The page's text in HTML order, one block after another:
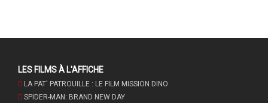
LES FILMS À L'AFFICHE
LA PAT' PATROUILLE : LE FILM MISSION DINO
SPIDER-MAN: BRAND NEW DAY